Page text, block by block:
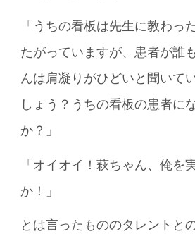
「うちの看板は先生に教わっ
たがっていますが、患者が誰
んは肩凝りがひどいと聞いて
しょう？うちの看板の患者に
か？」
「オイオイ！萩ちゃん、俺を
か！」
とは言ったもののタレントと